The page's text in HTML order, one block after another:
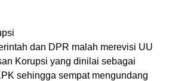
dan DPR malah merevisi UU
Korupsi yang dinilai sebagai
sehingga sempat mengundang